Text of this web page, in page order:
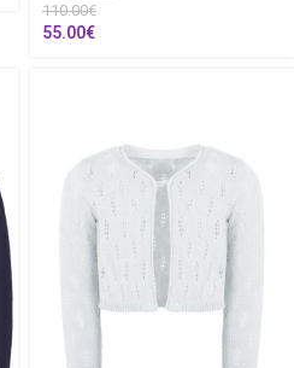
110.00€
55.00€